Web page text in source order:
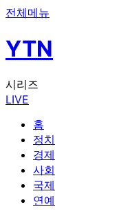
전체메뉴
YTN
시리즈
LIVE
홈
정치
경제
사회
국제
연예